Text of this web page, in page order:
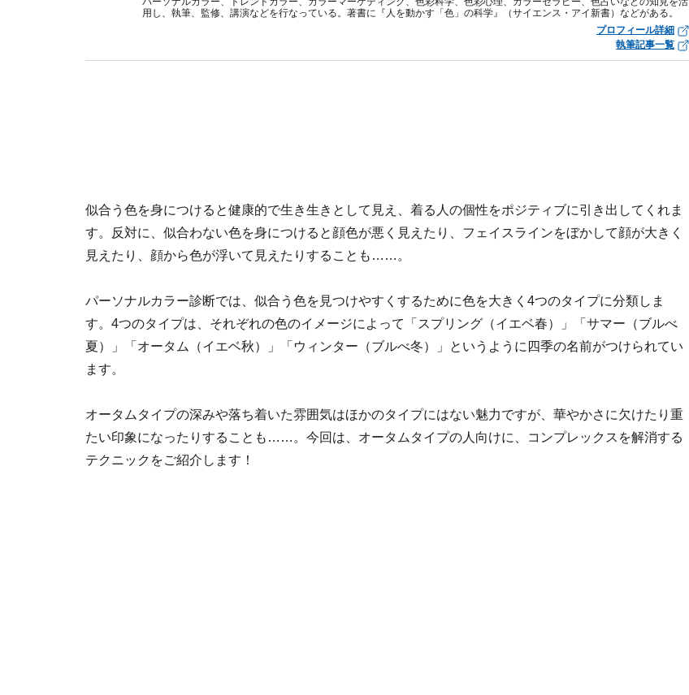
用し、執筆、監修、講演などを行なっている。著書に『人を動かす「色」の科学』（サイエンス・アイ新書）などがある。
プロフィール詳細
執筆記事一覧
似合う色を身につけると健康的で生き生きとして見え、着る人の個性をポジティブに引き出してくれま
す。反対に、似合わない色を身につけると顔色が悪く見えたり、フェイスラインをぼかして顔が大きく
見えたり、顔から色が浮いて見えたりすることも……。
パーソナルカラー診断では、似合う色を見つけやすくするために色を大きく4つのタイプに分類しま
す。4つのタイプは、それぞれの色のイメージによって「スプリング（イエベ春）」「サマー（ブルべ
夏）」「オータム（イエベ秋）」「ウィンター（ブルべ冬）」というように四季の名前がつけられてい
ます。
オータムタイプの深みや落ち着いた雰囲気はほかのタイプにはない魅力ですが、華やかさに欠けたり重
たい印象になったりすることも……。今回は、オータムタイプの人向けに、コンプレックスを解消する
テクニックをご紹介します！